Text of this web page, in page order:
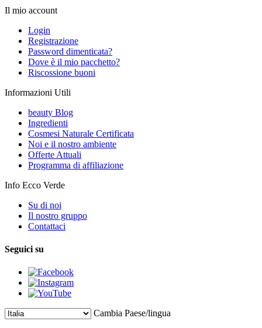
Il mio account
Login
Registrazione
Password dimenticata?
Dove è il mio pacchetto?
Riscossione buoni
Informazioni Utili
beauty Blog
Ingredienti
Cosmesi Naturale Certificata
Noi e il nostro ambiente
Offerte Attuali
Programma di affiliazione
Info Ecco Verde
Su di noi
Il nostro gruppo
Contattaci
Seguici su
Cambia Paese/lingua